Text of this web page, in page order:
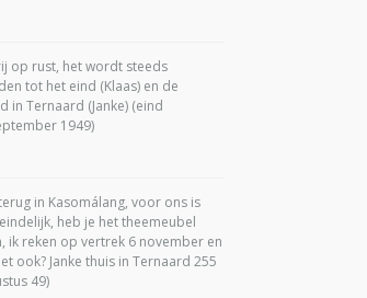
op rust, het wordt steeds
tot het eind (Klaas) en de
in Ternaard (Janke) (eind
1949)
in Kasomálang, voor ons is
heb je het theemeubel
ik reken op vertrek 6 november en
ook? Janke thuis in Ternaard 255
49)